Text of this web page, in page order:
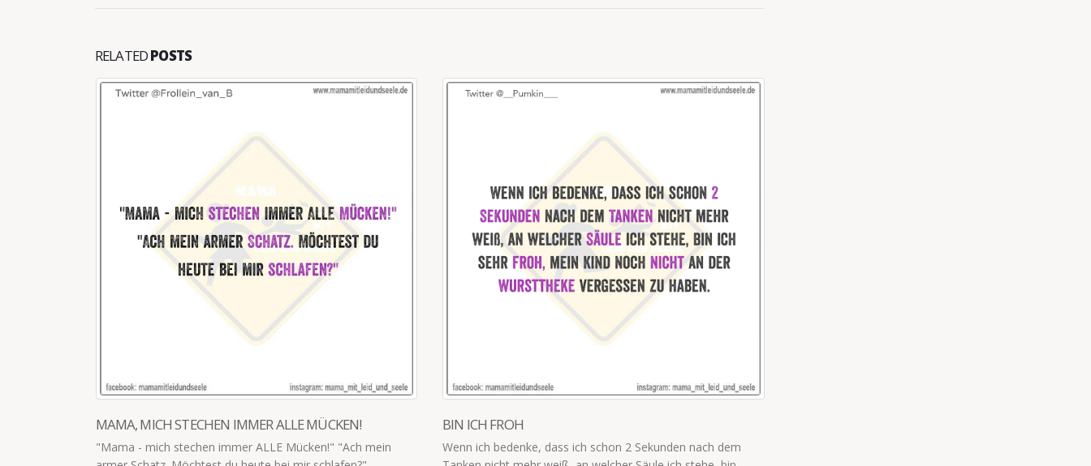
RELATEDPOSTS
"Ach mein
BIN ICH FROH
Wenn ich bedenke, dass ich schon 2 Sekunden nach dem
ICH HABE SO GLÜCK
„Mama, es kommt immer genau das im Fernsehen, was ich